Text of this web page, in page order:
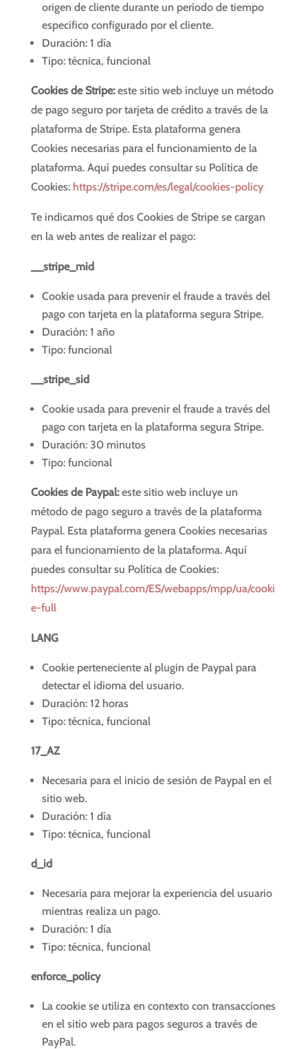
origen de cliente durante un período de tiempo
específico configurado por el cliente.
Duración: 1 día
Tipo: técnica, funcional
Cookies de Stripe: este sitio web incluye un método
de pago seguro por tarjeta de crédito a través de la
plataforma de Stripe. Esta plataforma genera
Cookies necesarias para el funcionamiento de la
plataforma. Aquí puedes consultar su Política de
Cookies: https://stripe.com/es/legal/cookies-policy
Te indicamos qué dos Cookies de Stripe se cargan
en la web antes de realizar el pago:
__stripe_mid
Cookie usada para prevenir el fraude a través del
pago con tarjeta en la plataforma segura Stripe.
Duración: 1 año
Tipo: funcional
__stripe_sid
Cookie usada para prevenir el fraude a través del
pago con tarjeta en la plataforma segura Stripe.
Duración: 30 minutos
Tipo: funcional
Cookies de Paypal:este sitio web incluye un
método de pago seguro a través de la plataforma
Paypal. Esta plataforma genera Cookies necesarias
para el funcionamiento de la plataforma. Aquí
puedes consultar su Política de Cookies:
https://www.paypal.com/ES/webapps/mpp/ua/cooki
e-full
LANG
Cookie perteneciente al plugin de Paypal para
detectar el idioma del usuario.
Duración: 12 horas
Tipo: técnica, funcional
17_AZ
Necesaria para el inicio de sesión de Paypal en el
sitio web.
Duración: 1 día
Tipo: técnica, funcional
d_id
Necesaria para mejorar la experiencia del usuario
mientras realiza un pago.
Duración: 1 día
Tipo: técnica, funcional
enforce_policy
La cookie se utiliza en contexto con transacciones
en el sitio web para pagos seguros a través de
PayPal.